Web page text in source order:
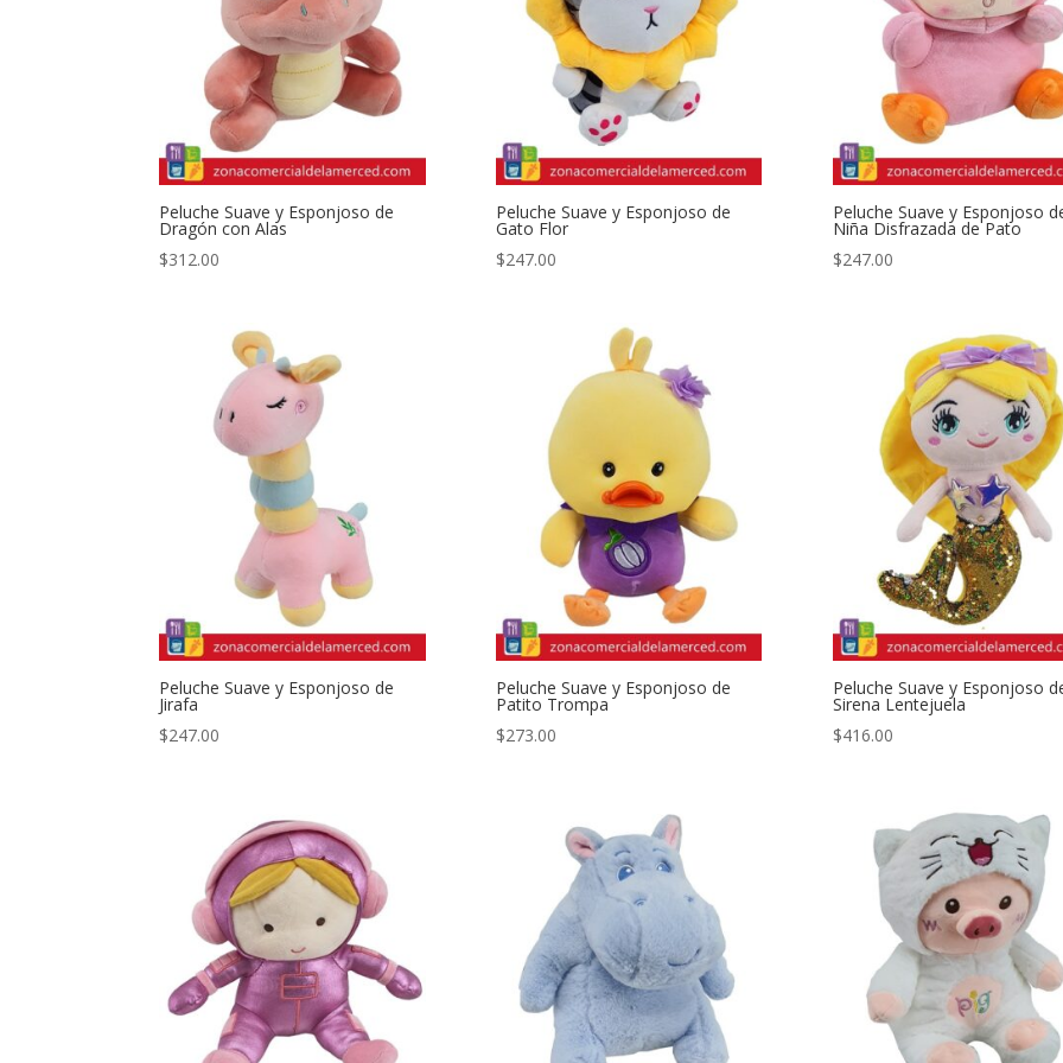
Peluche Suave y Esponjoso de
Dragón con Alas
$312.00
Peluche Suave y Esponjoso de
Gato Flor
$247.00
Peluche Suave y Esponjoso
Niña Disfrazada de Pato
$247.00
Peluche Suave y Esponjoso de
Jirafa
$247.00
Peluche Suave y Esponjoso de
Patito Trompa
$273.00
Peluche Suave y Esponjoso
Sirena Lentejuela
$416.00